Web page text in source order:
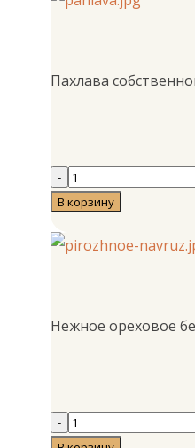
Пахлава
Нежное ореховое